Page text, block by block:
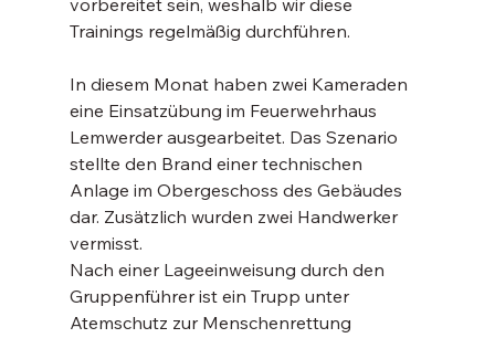
Trainings regelmäßig durchführen.
In diesem Monat haben zwei Kameraden
eine Einsatzübung im Feuerwehrhaus
Lemwerder ausgearbeitet. Das Szenario
stellte den Brand einer technischen
Anlage im Obergeschoss des Gebäudes
dar. Zusätzlich wurden zwei Handwerker
vermisst.
Nach einer Lageeinweisung durch den
Gruppenführer ist ein Trupp unter
Atemschutz zur Menschenrettung